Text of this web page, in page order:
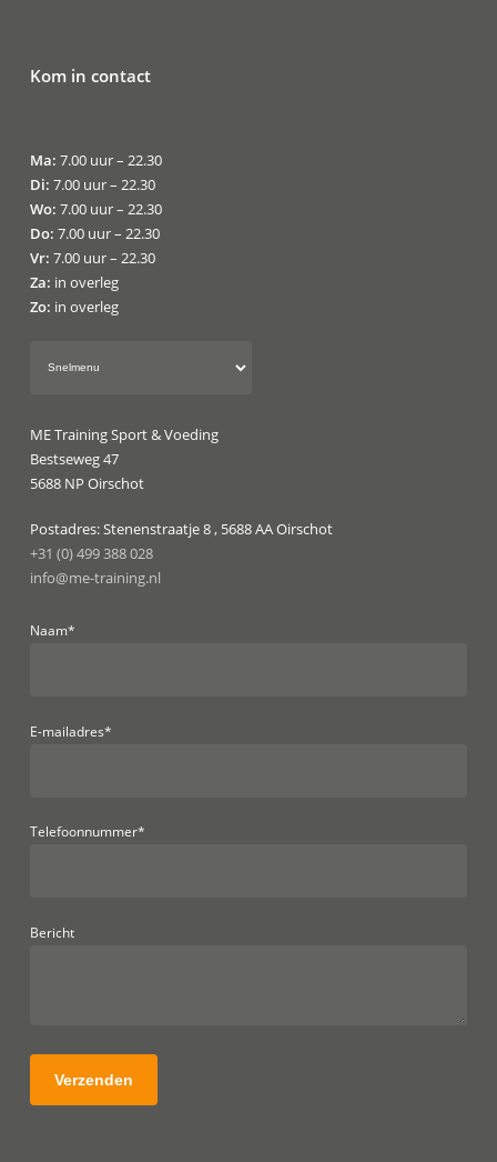
Kom in contact
Ma: 7.00 uur – 22.30
Di: 7.00 uur – 22.30
Wo: 7.00 uur – 22.30
Do: 7.00 uur – 22.30
Vr: 7.00 uur – 22.30
Za: in overleg
Zo: in overleg
ME Training Sport & Voeding
Bestseweg 47
5688 NP Oirschot
Postadres: Stenenstraatje 8 , 5688 AA Oirschot
+31 (0) 499 388 028
info@me-training.nl
Naam*
E-mailadres*
Telefoonnummer*
Bericht